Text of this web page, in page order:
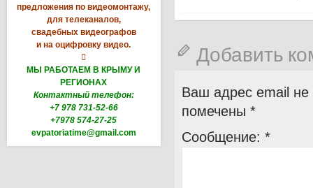
предложения по видеомонтажу,
для телеканалов,
свадебных видеографов
и на оцифровку видео.

МЫ РАБОТАЕМ В КРЫМУ И
РЕГИОНАХ
Контактный телефон:
+7 978 731-52-66
+7978 574-27-25
evpatoriatime@gmail.com
Добавить
Ваш адрес email не
помечены *
Сообщение: *